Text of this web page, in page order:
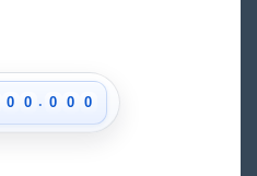
0
1
0
1
. 0
1
0
1
0
1